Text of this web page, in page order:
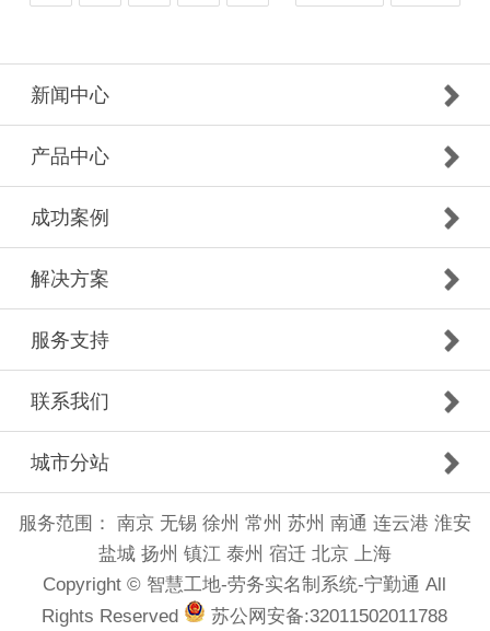
新闻中心
产品中心
成功案例
解决方案
服务支持
联系我们
城市分站
服务范围： 南京 无锡 徐州 常州 苏州 南通 连云港 淮安
盐城 扬州 镇江 泰州 宿迁 北京 上海
Copyright © 智慧工地-劳务实名制系统-宁勤通 All
Rights Reserved
苏公网安备:32011502011788